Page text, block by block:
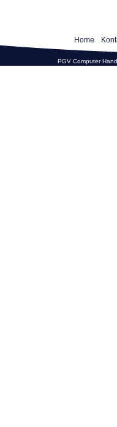
Home
PGV Computer